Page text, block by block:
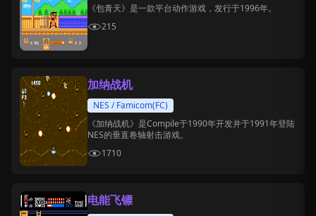
《包青天》是一款平台动作游戏，发行于1996年。
215
加纳战机
NES / Famicom(FC)
《加纳战机》是Compile于1990年开发并于1991年登陆
NES的垂直卷轴射击游戏。
1710
电能飞镖